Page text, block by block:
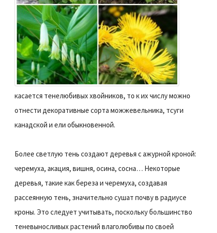
касается тенелюбивых хвойников, то к их числу можно
отнести декоративные сорта можжевельника, тсуги
канадской и ели обыкновенной.
Более светлую тень создают деревья с ажурной кроной:
черемуха, акация, вишня, осина, сосна… Некоторые
деревья, такие как береза и черемуха, создавая
рассеянную тень, значительно сушат почву в радиусе
кроны. Это следует учитывать, поскольку большинство
теневыносливых растений влаголюбивы по своей